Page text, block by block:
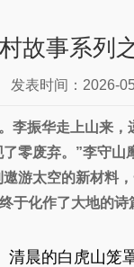
故事系列
发表时间：2026-
李振华走上山来
零废弃。”李守
游太空的新材料
于化作了大地的
的白虎山笼罩